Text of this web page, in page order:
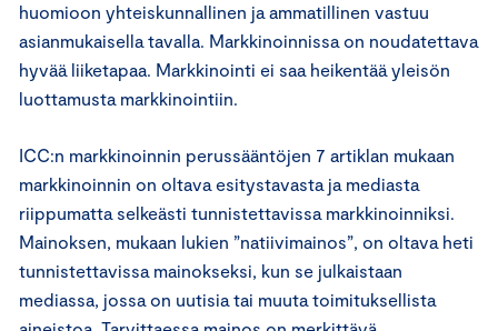
huomioon yhteiskunnallinen ja ammatillinen vastuu
asianmukaisella tavalla. Markkinoinnissa on noudatettava
hyvää liiketapaa. Markkinointi ei saa heikentää yleisön
luottamusta markkinointiin.
ICC:n markkinoinnin perussääntöjen 7 artiklan mukaan
markkinoinnin on oltava esitystavasta ja mediasta
riippumatta selkeästi tunnistettavissa markkinoinniksi.
Mainoksen, mukaan lukien ”natiivimainos”, on oltava heti
tunnistettavissa mainokseksi, kun se julkaistaan
mediassa, jossa on uutisia tai muuta toimituksellista